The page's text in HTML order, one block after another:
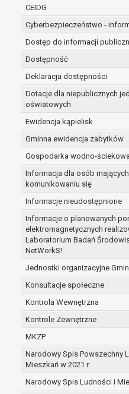
CEIDG
Cyberbezpieczeństwo -
Dostęp do informacji
Dostępność
Deklaracja dostępności
Dotacje dla niepublicznych
oświatowych
Ewidencja kąpielisk
Gminna ewidencja zabytków
Gospodarka wodno-ściekowa
Informacja dla osób
komunikowaniu się
Informacje nieudostępnione
Informacje o planowanych
elektromagnetycznych
Laboratorium Badań
NetWorkS!
Jednostki organizacyjne
Konsultacje społeczne
Kontrola Wewnętrzna
Kontrole Zewnętrzne
MKZP
Narodowy Spis Powszechny
Mieszkań w 2021 r.
Narodowy Spis Ludności i
Z przyczyn
on
ustalenia,
W przypadku
prawo do
Przysługuje
Organem
W zależności od
Pani/Pana dane